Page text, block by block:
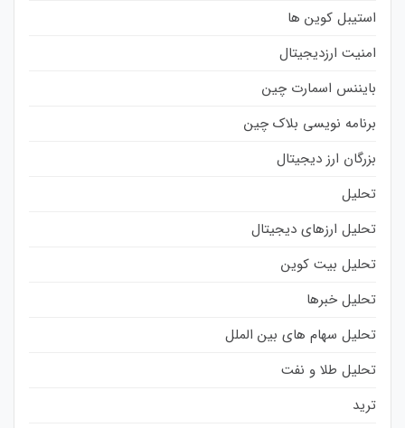
استیبل کوین ها
امنیت ارزدیجیتال
بایننس اسمارت چین
برنامه نویسی بلاک چین
بزرگان ارز دیجیتال
تحلیل
تحلیل ارزهای دیجیتال
تحلیل بیت کوین
تحلیل خبرها
تحلیل سهام های بین الملل
تحلیل طلا و نفت
ترید